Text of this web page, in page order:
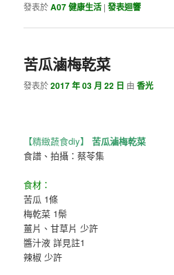
發表於A07 健康生活 |發表迴響
苦瓜滷梅乾菜
發表於2017 年 03 月 22 日 由香光
【精緻蔬食diy】苦瓜滷梅乾菜
食譜、拍攝：蔡苓集
食材：
苦瓜 1條
梅乾菜 1鬃
薑片、甘草片 少許
醬汁液 詳見註1
辣椒 少許